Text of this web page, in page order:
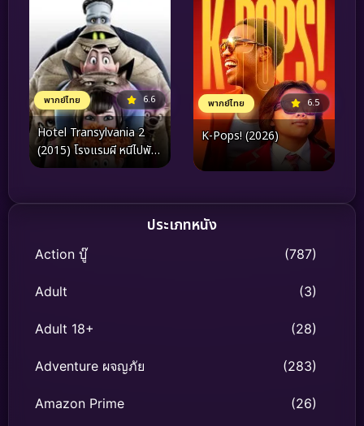
พากย์ไทย 6.6
Hotel Transylvania 2
(2015) โรงแรมผี หนีไปพัก
ร้อน ภาค 2
พากย์ไทย 6.5
K-Pops! (2026)
ประเภทหนัง
Action บู๊ (787)
Adult (3)
Adult 18+ (28)
Adventure ผจญภัย (283)
Amazon Prime (26)